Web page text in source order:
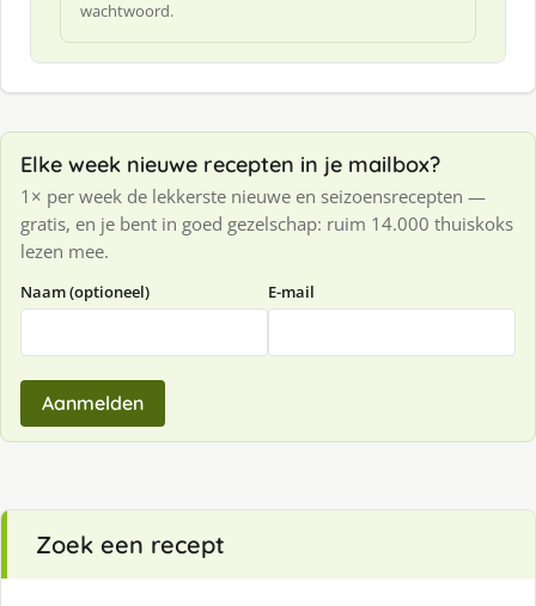
wachtwoord.
Elke week nieuwe recepten in je mailbox?
1× per week de lekkerste nieuwe en seizoensrecepten —
gratis, en je bent in goed gezelschap: ruim 14.000 thuiskoks
lezen mee.
Naam (optioneel) E-mail
Aanmelden
Zoek een recept